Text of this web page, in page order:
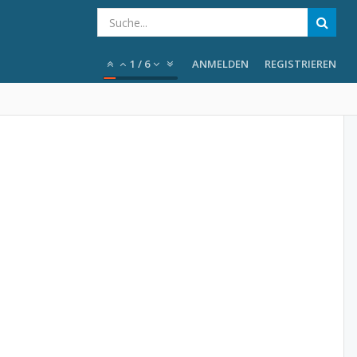
1 / 6 ANMELDEN REGISTRIEREN